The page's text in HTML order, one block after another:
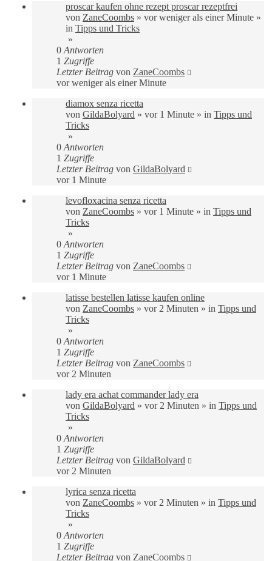
proscar kaufen ohne rezept proscar rezeptfrei
von ZaneCoombs » vor weniger als einer Minute »
in Tipps und Tricks
»
0 Antworten
1 Zugriffe
Letzter Beitrag von ZaneCoombs
vor weniger als einer Minute
diamox senza ricetta
von GildaBolyard » vor 1 Minute » in Tipps und
Tricks
»
0 Antworten
1 Zugriffe
Letzter Beitrag von GildaBolyard
vor 1 Minute
levofloxacina senza ricetta
von ZaneCoombs » vor 1 Minute » in Tipps und
Tricks
»
0 Antworten
1 Zugriffe
Letzter Beitrag von ZaneCoombs
vor 1 Minute
latisse bestellen latisse kaufen online
von ZaneCoombs » vor 2 Minuten » in Tipps und
Tricks
»
0 Antworten
1 Zugriffe
Letzter Beitrag von ZaneCoombs
vor 2 Minuten
lady era achat commander lady era
von GildaBolyard » vor 2 Minuten » in Tipps und
Tricks
»
0 Antworten
1 Zugriffe
Letzter Beitrag von GildaBolyard
vor 2 Minuten
lyrica senza ricetta
von ZaneCoombs » vor 2 Minuten » in Tipps und
Tricks
»
0 Antworten
1 Zugriffe
Letzter Beitrag von ZaneCoombs